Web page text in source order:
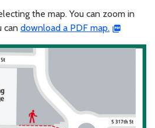
the map. You can zoom in
can download a PDF map.